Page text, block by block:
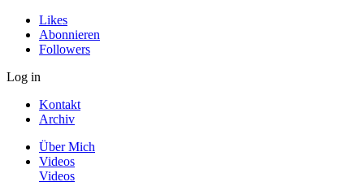
Likes
Abonnieren
Followers
Log in
Kontakt
Archiv
Über Mich
Videos
Videos